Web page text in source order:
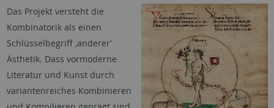
Das Projekt versteht die
Kombinatorik als einen
Schlüsselbegriff ,anderer‘
Ästhetik. Dass vormoderne
Literatur und Kunst durch
variantenreiches Kombinieren